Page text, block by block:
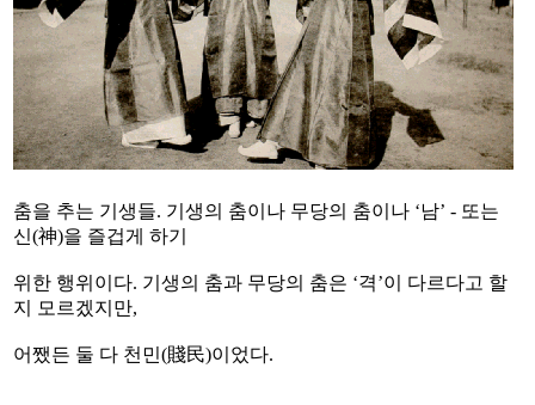
춤을 추는 기생들. 기생의 춤이나 무당의 춤이나 ‘남’ - 또는
신(神)을 즐겁게 하기
위한 행위이다. 기생의 춤과 무당의 춤은 ‘격’이 다르다고 할
지 모르겠지만,
어쨌든 둘 다 천민(賤民)이었다.